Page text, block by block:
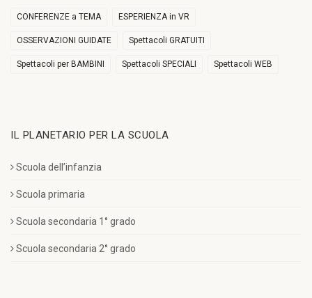
CONFERENZE a TEMA ESPERIENZA in VR
OSSERVAZIONI GUIDATE Spettacoli GRATUITI
Spettacoli per BAMBINI Spettacoli SPECIALI Spettacoli WEB
IL PLANETARIO PER LA SCUOLA
Scuola dell’infanzia
Scuola primaria
Scuola secondaria 1° grado
Scuola secondaria 2° grado